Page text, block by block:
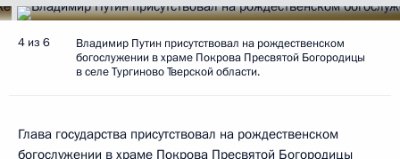
4 из 6
Владимир Путин присутствовал на рождественском
богослужении в храме Покрова Пресвятой Богородицы
в селе Тургиново Тверской области.
Глава государства присутствовал на рождественском
богослужении в храме Покрова Пресвятой Богородицы